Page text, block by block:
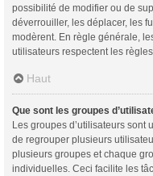
possibilité de modifier ou de
déverrouiller, les déplacer, les
modèrent. En règle générale,
utilisateurs respectent les
Haut
Que sont les groupes
Les groupes d’utilisateurs sont
de regrouper plusieurs
plusieurs groupes et chaque
individuelles. Ceci facilite les